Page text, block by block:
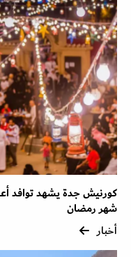
كورنيش جدة يشهد توافد
شهر رمضان
أخبار